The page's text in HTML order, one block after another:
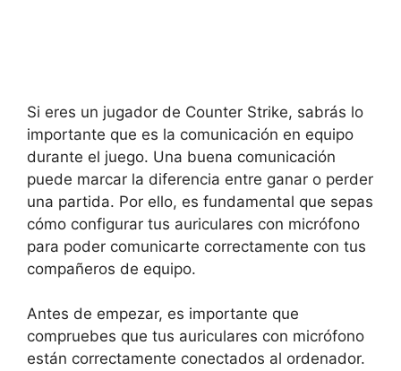
Si eres un jugador de Counter Strike, sabrás lo
importante que es la comunicación en equipo
durante el juego. Una buena comunicación
puede marcar la diferencia entre ganar o perder
una partida. Por ello, es fundamental que sepas
cómo configurar tus auriculares con micrófono
para poder comunicarte correctamente con tus
compañeros de equipo.
Antes de empezar, es importante que
compruebes que tus auriculares con micrófono
están correctamente conectados al ordenador.